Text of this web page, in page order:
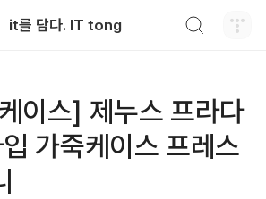
it를 담다. IT tong
이스] 제누스 프라다
가죽케이스 프레스